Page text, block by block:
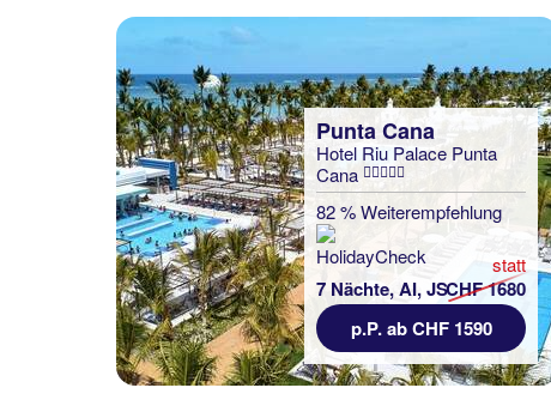
Punta Cana
Hotel Riu Palace Punta
Cana
82 % Weiterempfehlung
7 Nächte, AI, JS
statt
CHF 1680
p.P. ab CHF 1590